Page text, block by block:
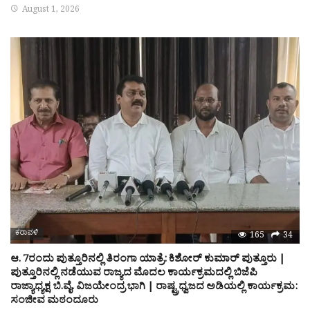
August 1, 2026
ಕರಾವಳಿ 165 34
ಆ. 7ರಂದು ಪುತ್ತೂರಿನಲ್ಲಿ ತಿರಂಗಾ ಯಾತ್ರೆ: ಕಿಶೋರ್ ಕುಮಾರ್ ಪುತ್ತೂರು |
ಪುತ್ತೂರಿನಲ್ಲಿ ನಡೆಯುವ ರಾಜ್ಯದ ಮೊದಲ ಕಾರ್ಯಕ್ರಮದಲ್ಲಿ ಬಿಜೆಪಿ
ರಾಜ್ಯಾಧ್ಯಕ್ಷ ಬಿ.ವೈ. ವಿಜಯೇಂದ್ರ ಭಾಗಿ | ರಾಷ್ಟ್ರಧ್ವಜದ ಅಡಿಯಲ್ಲಿ ಕಾರ್ಯಕ್ರಮ:
ಸಂಜೀವ ಮಠಂದೂರು